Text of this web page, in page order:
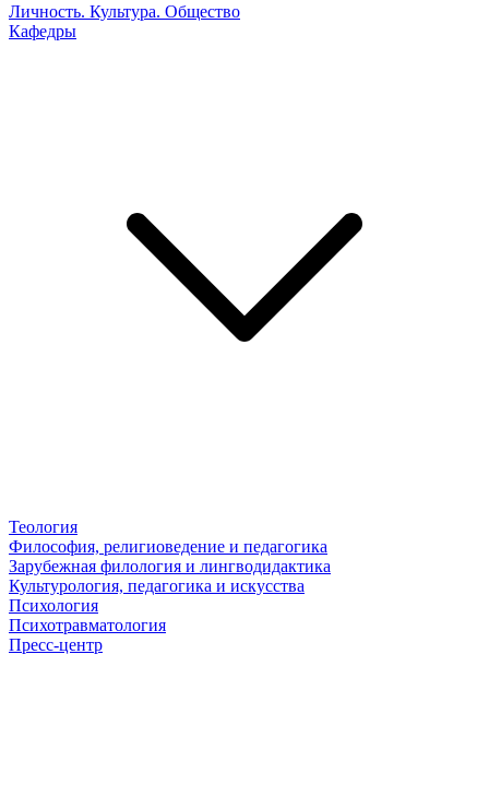
Личность. Культура. Общество
Кафедры
Теология
Философия, религиоведение и педагогика
Зарубежная филология и лингводидактика
Культурология, педагогика и искусства
Психология
Психотравматология
Пресс-центр